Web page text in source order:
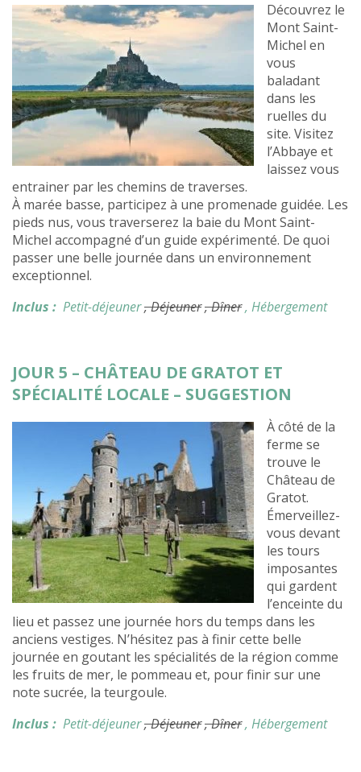
Découvrez le
Mont Saint-
Michel en
vous
baladant
dans les
ruelles du
site. Visitez
l’Abbaye et
laissez vous
entrainer par les chemins de traverses.
À marée basse, participez à une promenade guidée. Les
pieds nus, vous traverserez la baie du Mont Saint-
Michel accompagné d’un guide expérimenté. De quoi
passer une belle journée dans un environnement
exceptionnel.
Inclus : Petit-déjeuner, Déjeuner, Dîner, Hébergement
JOUR 5 – CHÂTEAU DE GRATOT ET
SPÉCIALITÉ LOCALE – SUGGESTION
À côté de la
ferme se
trouve le
Château de
Gratot.
Émerveillez-
vous devant
les tours
imposantes
qui gardent
l’enceinte du
lieu et passez une journée hors du temps dans les
anciens vestiges. N’hésitez pas à finir cette belle
journée en goutant les spécialités de la région comme
les fruits de mer, le pommeau et, pour finir sur une
note sucrée, la teurgoule.
Inclus : Petit-déjeuner, Déjeuner, Dîner, Hébergement